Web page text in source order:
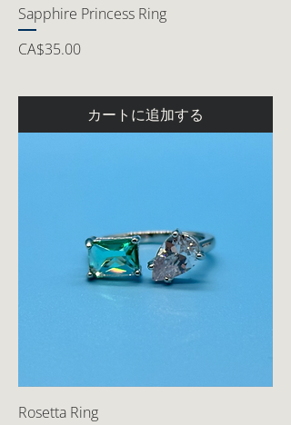
Sapphire Princess Ring
価格
CA$35.00
カートに追加する
Rosetta Ring